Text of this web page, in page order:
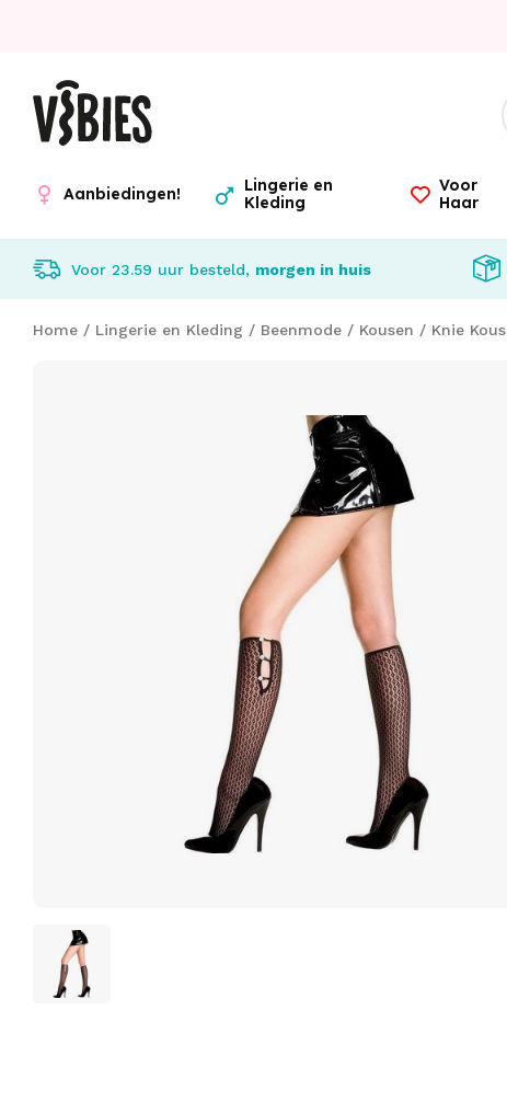
Aanbiedingen!
Lingerie en
Kleding
Voor
Haar
Voor 23.59 uur besteld, morgen in huis
Home / Lingerie en Kleding / Beenmode / Kousen / Knie